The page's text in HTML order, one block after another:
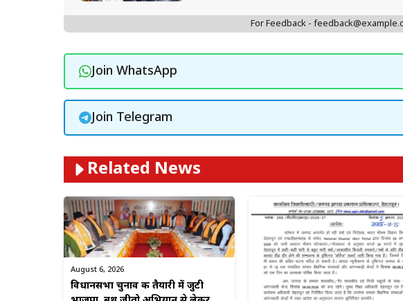
For Feedback -
Join WhatsApp
Join Telegram
Related News
August 6, 2026
विधानसभा चुनाव की तैयारी में जुटी